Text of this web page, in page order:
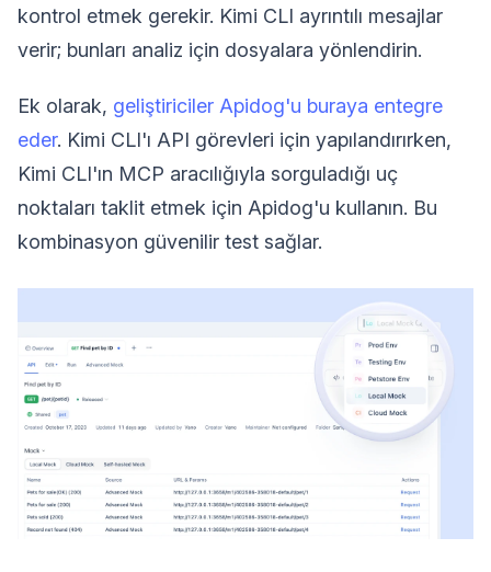
kontrol etmek gerekir. Kimi CLI ayrıntılı mesajlar
verir; bunları analiz için dosyalara yönlendirin.
Ek olarak, geliştiriciler Apidog'u buraya entegre
eder. Kimi CLI'ı API görevleri için yapılandırırken,
Kimi CLI'ın MCP aracılığıyla sorguladığı uç
noktaları taklit etmek için Apidog'u kullanın. Bu
kombinasyon güvenilir test sağlar.